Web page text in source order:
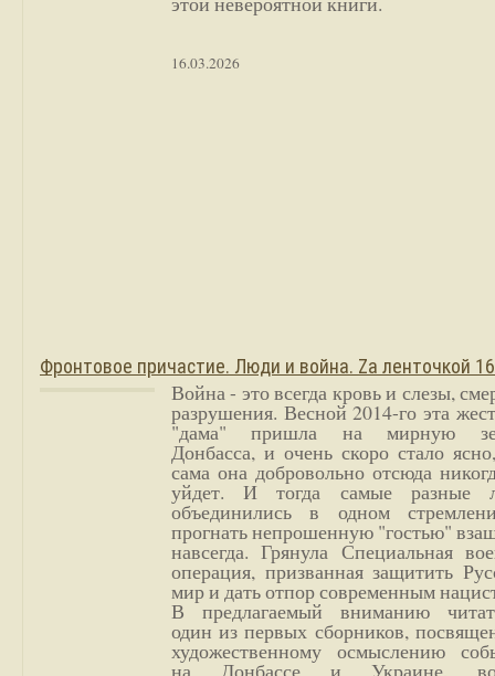
16.03.2026
Фронтовое причастие. Люди и война. Zа ленточкой
Война - это всегда кровь и слезы,
разрушения. Весной 2014-го эта
"дама" пришла на мирную
Донбасса, и очень скоро стало
сама она добровольно отсюда
уйдет. И тогда самые разные
объединились в одном
прогнать непрошенную "гостью"
навсегда. Грянула Специальная
операция, призванная защитить
мир и дать отпор современным
В предлагаемый вниманию
один из первых сборников,
художественному осмыслению
на Донбассе и Украине,